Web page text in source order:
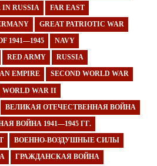
RUSSIA FAR EAST
GREAT PATRIOTIC WAR
1941—1945 NAVY
RED ARMY RUSSIA
EMPIRE SECOND WORLD WAR
WORLD WAR II
ВЕЛИКАЯ ОТЕЧЕСТВЕННАЯ ВОЙНА
ВОЙНА 1941—1945 ГГ.
ВОЕННО-ВОЗДУШНЫЕ СИЛЫ
ГРАЖДАНСКАЯ ВОЙНА